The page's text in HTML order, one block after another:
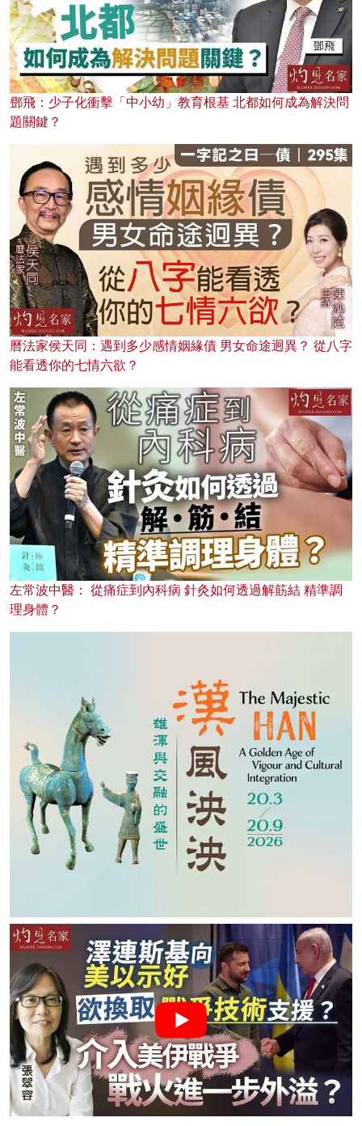
鄧飛：少子化衝擊「中小幼」教育根基 北都如何成為解決問
題關鍵？
曆法家侯天同：遇到多少感情姻緣債 男女命途迥異？ 從八字
能看透你的七情六欲？
左常波中醫： 從痛症到內科病 針灸如何透過解筋結 精準調
理身體？